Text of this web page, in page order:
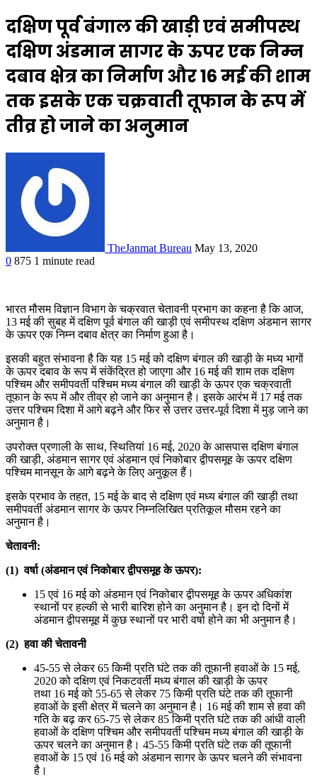
दक्षिण पूर्व बंगाल की खाड़ी एवं समीपस्थ
दक्षिण अंडमान सागर के ऊपर एक निम्न
दबाव क्षेत्र का निर्माण और 16 मई की शाम
तक इसके एक चक्रवाती तूफान के रूप में
तीव्र हो जाने का अनुमान
TheJanmat Bureau May 13, 2020
0 875 1 minute read
भारत मौसम विज्ञान विभाग के चक्रवात चेतावनी प्रभाग का कहना है कि आज,
13 मई की सुबह में दक्षिण पूर्व बंगाल की खाड़ी एवं समीपस्थ दक्षिण अंडमान सागर
के ऊपर एक निम्न दबाव क्षेत्र का निर्माण हुआ है।
इसकी बहुत संभावना है कि यह 15 मई को दक्षिण बंगाल की खाड़ी के मध्य भागों
के ऊपर दबाव के रूप में संकेंद्रित हो जाएगा और 16 मई की शाम तक दक्षिण
पश्चिम और समीपवर्ती पश्चिम मध्य बंगाल की खाड़ी के ऊपर एक चक्रवाती
तूफान के रूप में और तीव्र हो जाने का अनुमान है। इसके आरंभ में 17 मई तक
उत्तर पश्चिम दिशा में आगे बढ़ने और फिर से उत्तर उत्तर-पूर्व दिशा में मुड़ जाने का
अनुमान है।
उपरोक्त प्रणाली के साथ, स्थितियां 16 मई, 2020 के आसपास दक्षिण बंगाल
की खाड़ी, अंडमान सागर एवं अंडमान एवं निकोबार द्वीपसमूह के ऊपर दक्षिण
पश्चिम मानसून के आगे बढ़ने के लिए अनुकूल हैं।
इसके प्रभाव के तहत, 15 मई के बाद से दक्षिण एवं मध्य बंगाल की खाड़ी तथा
समीपवर्ती अंडमान सागर के ऊपर निम्नलिखित प्रतिकूल मौसम रहने का
अनुमान है।
चेतावनी:
(1)वर्षा(अंडमान एवं निकोबार द्वीपसमूह के ऊपर):
15 एवं 16 मई को अंडमान एवं निकोबार द्वीपसमूह के ऊपर अधिकांश
स्थानों पर हल्की से भारी बारिश होने का अनुमान है। इन दो दिनों में
अंडमान द्वीपसमूह में कुछ स्थानों पर भारी वर्षा होने का भी अनुमान है।
(2)हवा की चेतावनी
45-55 से लेकर 65 किमी प्रति घंटे तक की तूफानी हवाओं के 15 मई,
2020 को दक्षिण एवं निकटवर्ती मध्य बंगाल की खाड़ी के ऊपर
तथा 16 मई को 55-65 से लेकर 75 किमी प्रति घंटे तक की तूफानी
हवाओं के इसी क्षेत्र में चलने का अनुमान है। 16 मई की शाम से हवा की
गति के बढ़ कर 65-75 से लेकर 85 किमी प्रति घंटे तक की आंधी वाली
हवाओं के दक्षिण पश्चिम और समीपवर्ती पश्चिम मध्य बंगाल की खाड़ी के
ऊपर चलने का अनुमान है। 45-55 किमी प्रति घंटे तक की तूफानी
हवाओं के 15 एवं 16 मई को अंडमान सागर के ऊपर चलने की संभावना
है।